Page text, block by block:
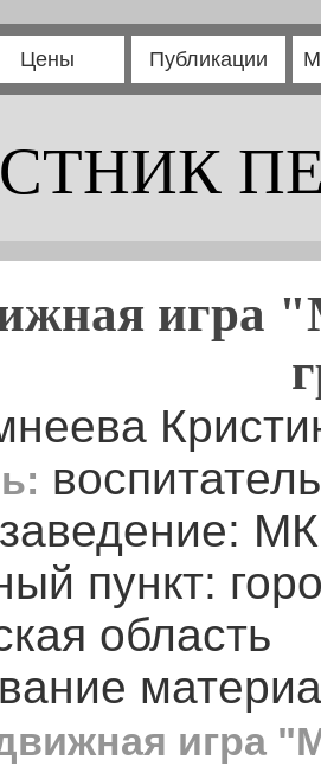
Цены Публикации
игра
воспитатель
пункт:
область
игра